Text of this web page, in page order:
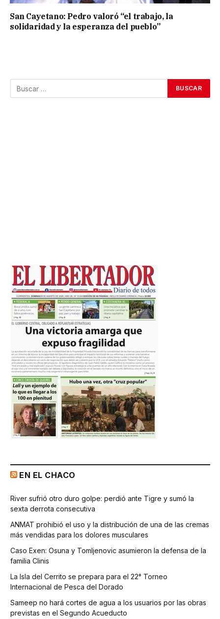
San Cayetano: Pedro valoró “el trabajo, la
solidaridad y la esperanza del pueblo”
EN EL CHACO
River sufrió otro duro golpe: perdió ante Tigre y sumó la
sexta derrota consecutiva
ANMAT prohibió el uso y la distribución de una de las cremas
más vendidas para los dolores musculares
Caso Exen: Osuna y Tomljenovic asumieron la defensa de la
familia Clinis
La Isla del Cerrito se prepara para el 22° Torneo
Internacional de Pesca del Dorado
Sameep no hará cortes de agua a los usuarios por las obras
previstas en el Segundo Acueducto